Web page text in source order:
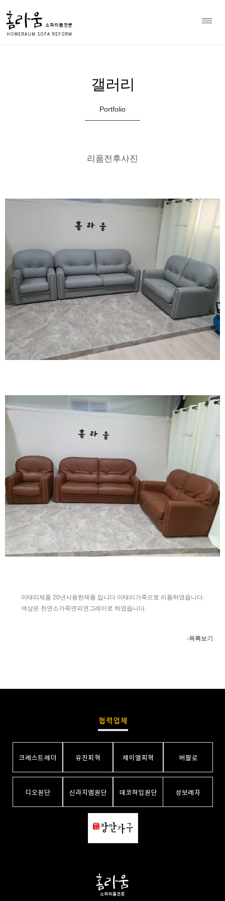
소파 천갈이 전문 홈라움 상담
010-8979-7297
갤러리
갤러리
Portfolio
리품전후사진
이태리제품 20년사용한제품 입니다 이태리가죽으로 리폼하였읍니다.
색상은 천연소가죽면피연그레이로 하였읍니다.
-목록보기